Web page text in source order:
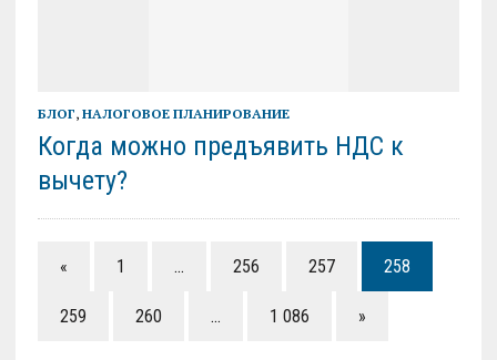
БЛОГ, НАЛОГОВОЕ ПЛАНИРОВАНИЕ
Когда можно предъявить НДС к
вычету?
« 1 … 256 257 258
259 260 … 1 086 »